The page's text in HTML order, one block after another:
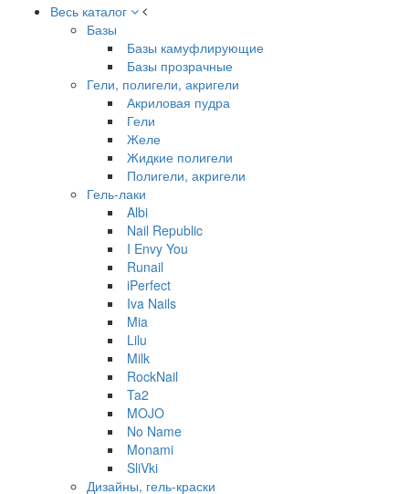
Весь каталог
Базы
Базы камуфлирующие
Базы прозрачные
Гели, полигели, акригели
Акриловая пудра
Гели
Желе
Жидкие полигели
Полигели, акригели
Гель-лаки
Albi
Nail Republic
I Envy You
Runail
iPerfect
Iva Nails
Mia
Lilu
Milk
RockNail
Ta2
MOJO
No Name
Monami
SliVki
Дизайны, гель-краски